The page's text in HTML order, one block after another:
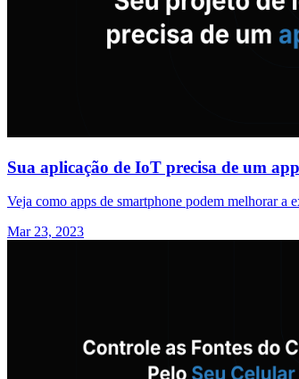
Sua aplicação de IoT precisa de um
Veja como apps de smartphone podem melhorar a
Mar 23, 2023